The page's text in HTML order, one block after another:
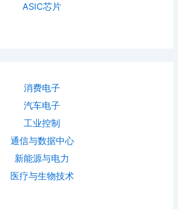
ASIC芯片
消费电子
汽车电子
工业控制
通信与数据中心
新能源与电力
医疗与生物技术